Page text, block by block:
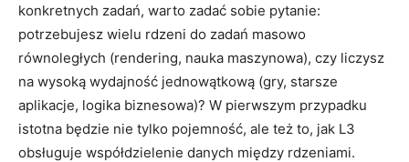
konkretnych zadań, warto zadać sobie pytanie:
potrzebujesz wielu rdzeni do zadań masowo
równoległych (rendering, nauka maszynowa), czy liczysz
na wysoką wydajność jednowątkową (gry, starsze
aplikacje, logika biznesowa)? W pierwszym przypadku
istotna będzie nie tylko pojemność, ale też to, jak L3
obsługuje współdzielenie danych między rdzeniami.